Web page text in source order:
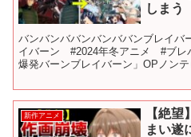
しまう
バンバンババンバンババンブレイバ
イバーン #2024年冬アニメ #ブレ
爆発バーンブレイバーン」OPノン
新作アニメ
【絶
まい遂